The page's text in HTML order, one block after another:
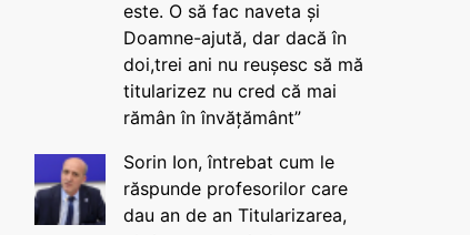
este. O să fac naveta și
Doamne-ajută, dar dacă în
doi,trei ani nu reușesc să mă
titularizez nu cred că mai
rămân în învățământ”
Sorin Ion, întrebat cum le
răspunde profesorilor care
dau an de an Titularizarea,